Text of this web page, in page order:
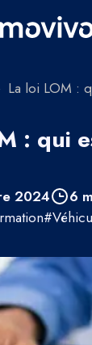
La loi LOM :
: qui
2024 6
#